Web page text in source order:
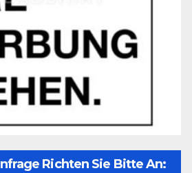
Richten Sie Bitte An: